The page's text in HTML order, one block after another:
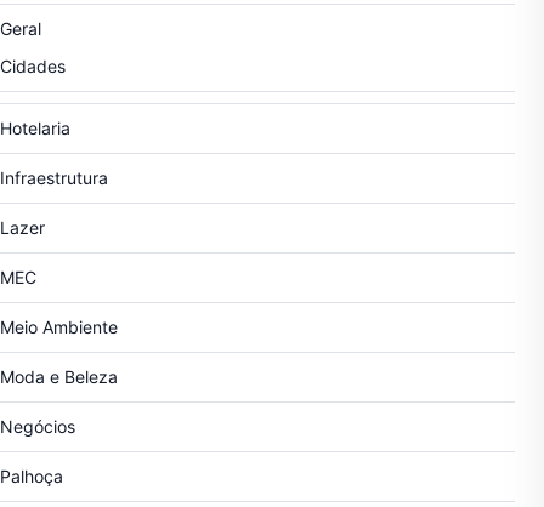
Geral
Cidades
Hotelaria
Infraestrutura
Lazer
MEC
Meio Ambiente
Moda e Beleza
Negócios
Palhoça